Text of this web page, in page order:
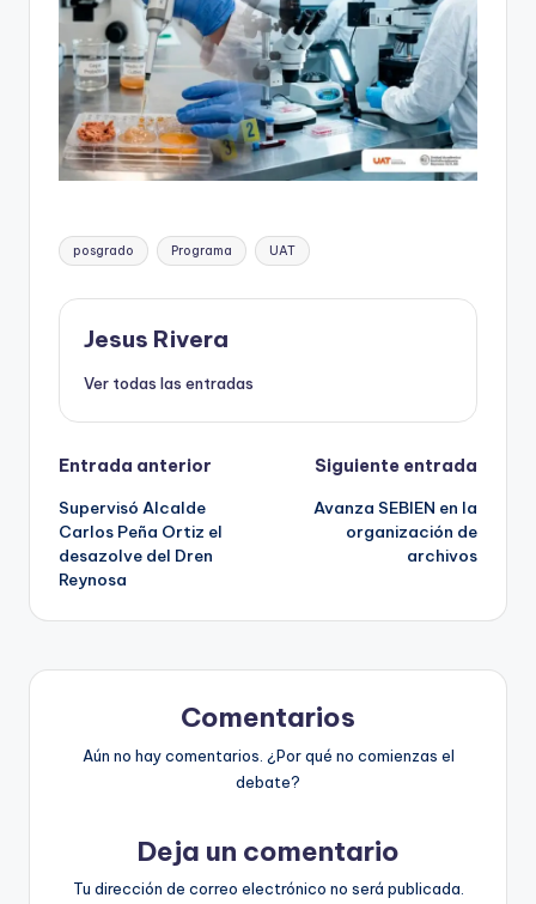
Etiquetas:
posgrado Programa UAT
Jesus Rivera
Ver todas las entradas
Navegación
de
entradas
Entrada anterior
Supervisó Alcalde
Carlos Peña Ortiz el
desazolve del Dren
Reynosa
Siguiente entrada
Avanza SEBIEN en la
organización de
archivos
Comentarios
Aún no hay comentarios. ¿Por qué no comienzas el
debate?
Deja un comentario
Tu dirección de correo electrónico no será publicada.